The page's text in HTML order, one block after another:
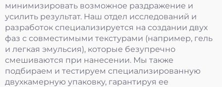
минимизировать возможное раздражение и
усилить результат. Наш отдел исследований и
разработок специализируется на создании двух
фаз с совместимыми текстурами (например, гель
и легкая эмульсия), которые безупречно
смешиваются при нанесении. Мы также
подбираем и тестируем специализированную
двухкамерную упаковку, гарантируя ее